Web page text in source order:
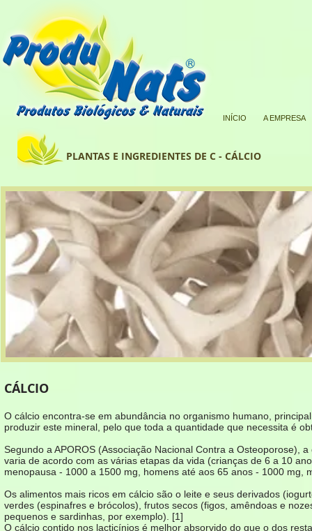
PLANTAS E INGREDIENTES DE C - CÁLCIO
INÍCIO A EMPRESA
CÁLCIO
O cálcio encontra-se em abundância no organismo humano,
produzir este mineral, pelo que toda a quantidade que necessita é
Segundo a APOROS (Associação Nacional Contra a Osteoporose),
varia de acordo com as várias etapas da vida (crianças de 6 a 10
menopausa - 1000 a 1500 mg, homens até aos 65 anos - 1000
Os alimentos mais ricos em cálcio são o leite e seus derivados
verdes (espinafres e brócolos), frutos secos (figos, amêndoas e
pequenos e sardinhas, por exemplo). [1]
O cálcio contido nos lacticínios é melhor absorvido do que o dos